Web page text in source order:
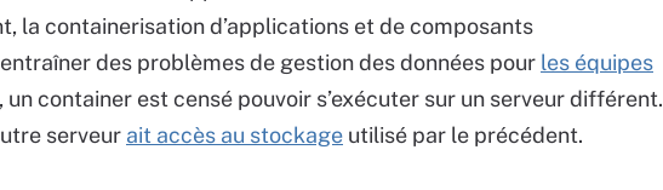
la containerisation d’applications et de composants
des problèmes de gestion des données pour les équipes
un container est censé pouvoir s’exécuter sur un serveur différent.
serveur ait accès au stockage utilisé par le précédent.